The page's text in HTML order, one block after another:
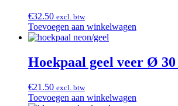
€32.50 excl. btw
Toevoegen aan winkelwagen
Hoekpaal geel veer Ø
€21.50 excl. btw
Toevoegen aan winkelwagen